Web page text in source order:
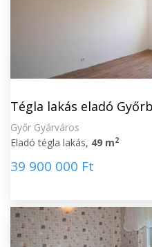
Tégla lakás eladó
Győr Gyárváros
Eladó tégla lakás, 49 m2
39 900 000 Ft